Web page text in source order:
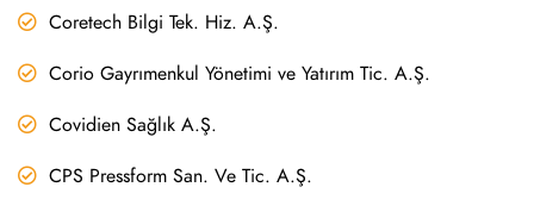
Coretech Bilgi Tek. Hiz. A.Ş.
Corio Gayrımenkul Yönetimi ve Yatırım Tic. A.Ş.
Covidien Sağlık A.Ş.
CPS Pressform San. Ve Tic. A.Ş.